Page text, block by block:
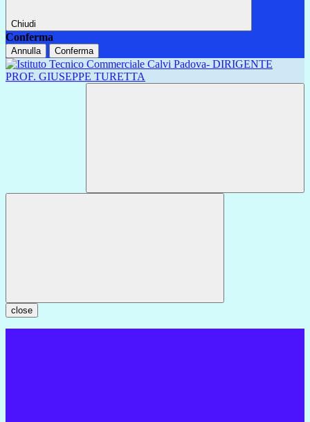
Chiudi
Conferma
Annulla Conferma
close